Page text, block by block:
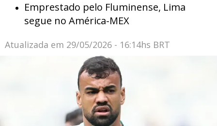
Emprestado pelo Fluminense, Lima
segue no América-MEX
Atualizada em 29/05/2026 - 16:14hs BRT